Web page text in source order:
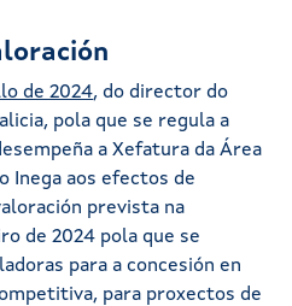
de 2024, do director do
pola que se regula a
a Xefatura da Área
Inega aos efectos de
prevista na
de 2024 pola que se
para a concesión en
para proxectos de